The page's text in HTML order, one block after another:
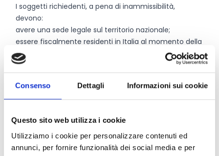
Consenso Dettagli Informazioni sui cookie
Questo sito web utilizza i cookie
Utilizziamo i cookie per personalizzare contenuti ed
annunci, per fornire funzionalità dei social media e per
I soggetti richiedenti, a pena di inammissibilità,
devono:
avere una sede legale sul territorio nazionale;
essere fiscalmente residenti in Italia al momento della
presentazione della richiesta;
essere in possesso di codice fiscale o partita Iva;
autodichiarazione, il possesso dei requisiti di cui
all’Allegato 2 del bando, documentando anche la
essere dotati di indirizzo di posta elettronica
certificata (PEC) e di firma digitale.